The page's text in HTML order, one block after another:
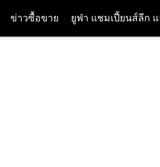
ข่าวซื้อขาย ยูฟ่า แชมเปี้ยนส์ลีก